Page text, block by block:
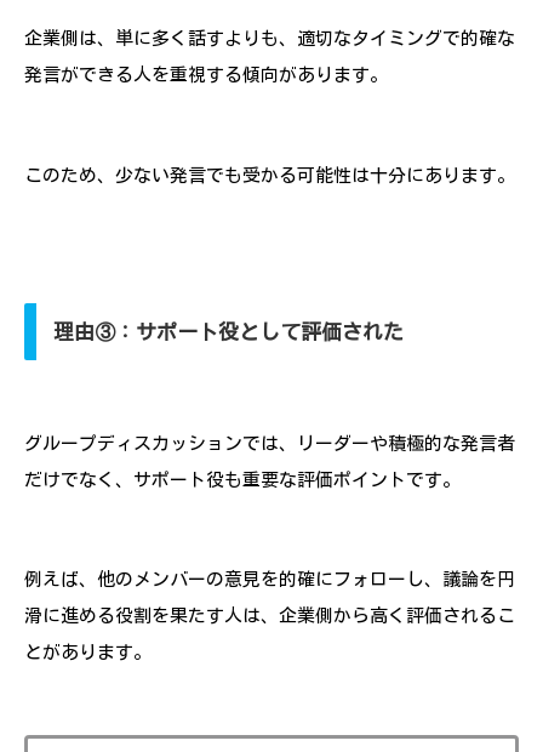
企業側は、単に多く話すよりも、適切なタイミングで的確な
発言ができる人を重視する傾向があります。
このため、少ない発言でも受かる可能性は十分にあります。
理由③：サポート役として評価された
グループディスカッションでは、リーダーや積極的な発言者
だけでなく、サポート役も重要な評価ポイントです。
例えば、他のメンバーの意見を的確にフォローし、議論を円
滑に進める役割を果たす人は、企業側から高く評価されるこ
とがあります。